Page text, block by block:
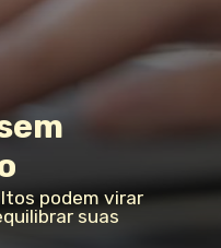
podem virar
suas